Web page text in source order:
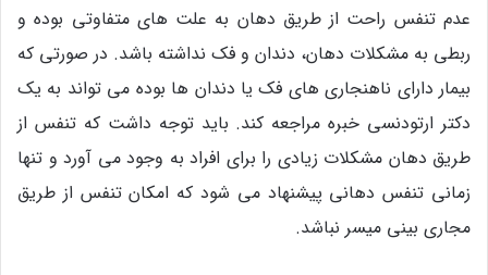
عدم تنفس راحت از طریق دهان به علت های متفاوتی بوده و
ربطی به مشکلات دهان، دندان و فک نداشته باشد. در صورتی که
بیمار دارای ناهنجاری های فک یا دندان ها بوده می تواند به یک
دکتر ارتودنسی خبره مراجعه کند. باید توجه داشت که تنفس از
طریق دهان مشکلات زیادی را برای افراد به وجود می آورد و تنها
زمانی تنفس دهانی پیشنهاد می شود که امکان تنفس از طریق
مجاری بینی میسر نباشد.